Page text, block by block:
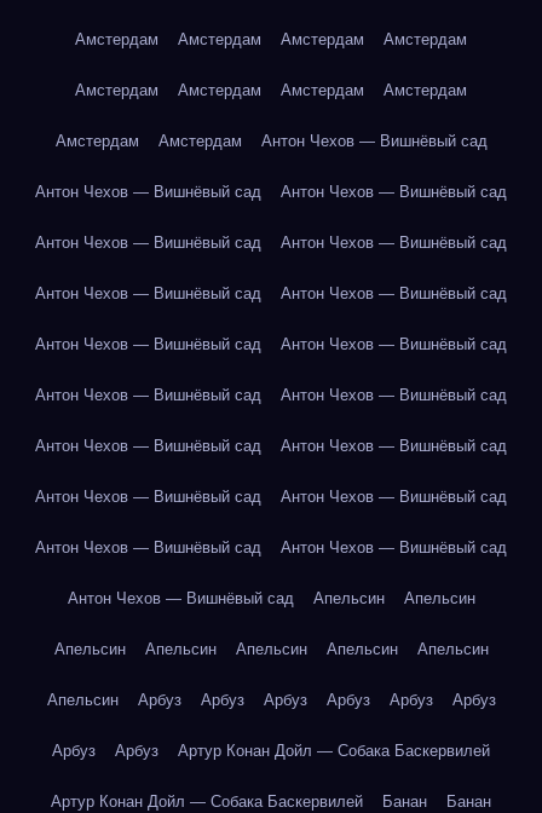
Амстердам Амстердам Амстердам Амстердам
Амстердам Амстердам Амстердам Амстердам
Амстердам Амстердам Антон Чехов — Вишнёвый сад
Антон Чехов — Вишнёвый сад Антон Чехов — Вишнёвый сад
Антон Чехов — Вишнёвый сад Антон Чехов — Вишнёвый сад
Антон Чехов — Вишнёвый сад Антон Чехов — Вишнёвый сад
Антон Чехов — Вишнёвый сад Антон Чехов — Вишнёвый сад
Антон Чехов — Вишнёвый сад Антон Чехов — Вишнёвый сад
Антон Чехов — Вишнёвый сад Антон Чехов — Вишнёвый сад
Антон Чехов — Вишнёвый сад Антон Чехов — Вишнёвый сад
Антон Чехов — Вишнёвый сад Антон Чехов — Вишнёвый сад
Антон Чехов — Вишнёвый сад Апельсин Апельсин
Апельсин Апельсин Апельсин Апельсин Апельсин
Апельсин Арбуз Арбуз Арбуз Арбуз Арбуз Арбуз
Арбуз Арбуз Артур Конан Дойл — Собака Баскервилей
Артур Конан Дойл — Собака Баскервилей Банан Банан